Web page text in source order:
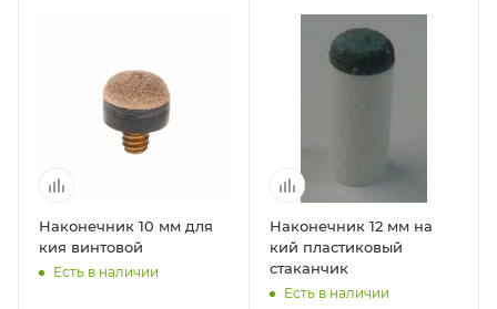
Наконечник 10 мм для
кия винтовой
Есть в наличии
Наконечник 12 мм на
кий пластиковый
стаканчик
Есть в наличии